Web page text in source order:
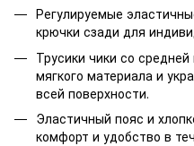
Регулируемые
крючки сзади для
Трусики чики со
мягкого материала и
всей поверхности.
Эластичный пояс и
комфорт и удобство в